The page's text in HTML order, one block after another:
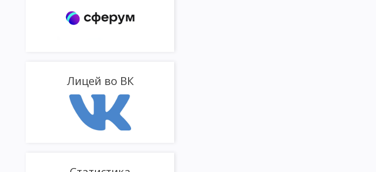
Лицей во ВК